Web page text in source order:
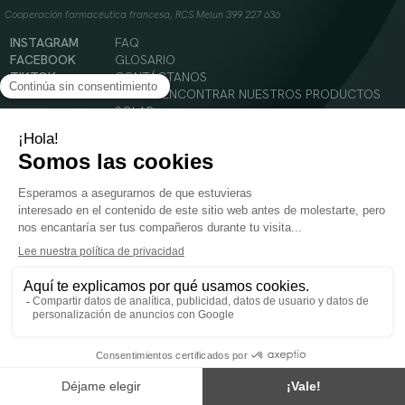
Cooperación farmacéutica francesa, RCS Melun 399 227 636
INSTAGRAM
FACEBOOK
TIKTOK
YOUTUBE
FAQ
GLOSARIO
CONTÁCTANOS
DÓNDE ENCONTRAR NUESTROS PRODUCTOS
SOLAR
Condiciones Generales de Uso
Menciones legales
PARA VUESTRA SALUD COMER AL MENOS 5 PIEZAS DE FRUTA Y LEGUMBRES AL DIA.
Los complementos alimenticios tienen que ser utilizados en el cuadro de un modo de vida
sano y no ser utilizados como sustitutos de un cuadro de vida sano y equilibrado. Solo